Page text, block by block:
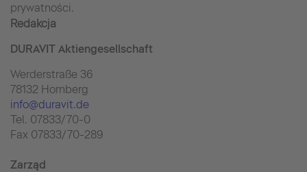
prywatności.
Redakcja
DURAVIT Aktiengesellschaft
Werderstraße 36
78132 Hornberg
info@duravit.de
Tel. 07833/70-0
Fax 07833/70-289
Zarząd